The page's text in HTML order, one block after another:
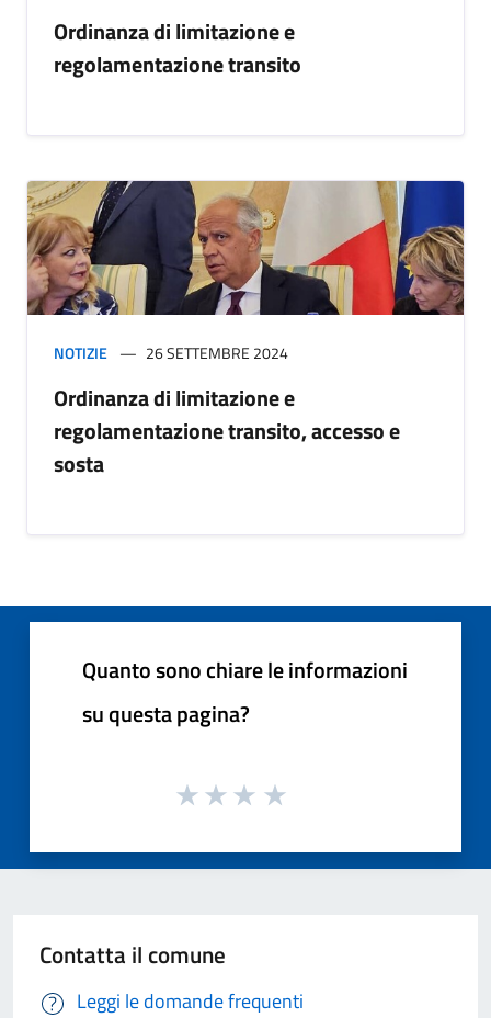
Ordinanza di limitazione e
regolamentazione transito
NOTIZIE 26 SETTEMBRE 2024
Ordinanza di limitazione e
regolamentazione transito, accesso e
sosta
Quanto sono chiare le informazioni
su questa pagina?
Contatta il comune
Leggi le domande frequenti